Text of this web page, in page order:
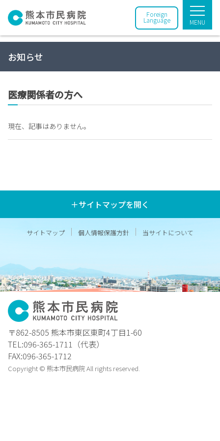
Foreign
Language MENU
お知らせ
医療関係者の方へ
現在、記事はありません。
＋サイトマップを開く
サイトマップ 個人情報保護方針 当サイトについて
〒862-8505 熊本市東区東町4丁目1-60
TEL:096-365-1711（代表）
FAX:096-365-1712
Copyright © 熊本市民病院 All rights reserved.